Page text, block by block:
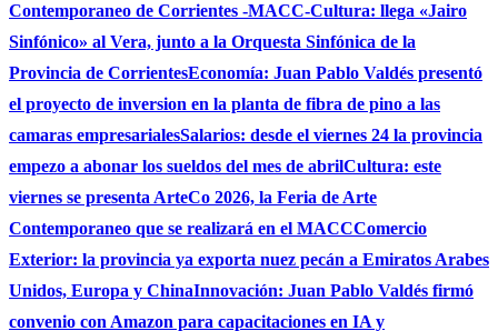
Contemporaneo de Corrientes -MACC-Cultura: llega «Jairo
Sinfónico» al Vera, junto a la Orquesta Sinfónica de la
Provincia de CorrientesEconomía: Juan Pablo Valdés presentó
el proyecto de inversion en la planta de fibra de pino a las
camaras empresarialesSalarios: desde el viernes 24 la provincia
empezo a abonar los sueldos del mes de abrilCultura: este
viernes se presenta ArteCo 2026, la Feria de Arte
Contemporaneo que se realizará en el MACCComercio
Exterior: la provincia ya exporta nuez pecán a Emiratos Arabes
Unidos, Europa y ChinaInnovación: Juan Pablo Valdés firmó
convenio con Amazon para capacitaciones en IA y